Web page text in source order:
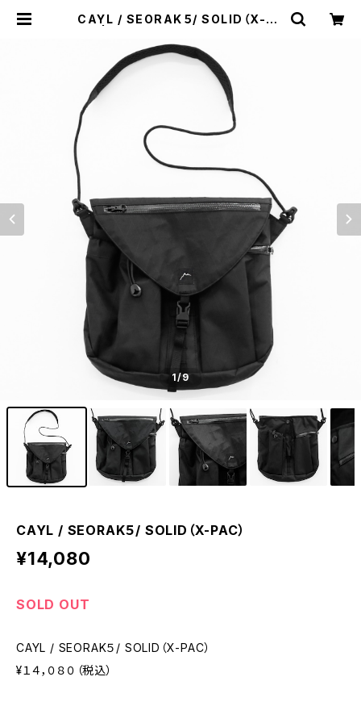
CAYL / SEORAK５/ SOLID（X-PA
レーハウス
1/9
CAYL / SEORAK５/ SOLID（X-PAC）
¥14,080
SOLD OUT
CAYL / SEORAK５/ SOLID（X-PAC）
¥１４，０８０（税込）